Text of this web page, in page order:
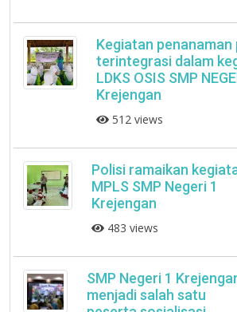
Kegiatan penanaman
terintegrasi dalam
LDKS OSIS SMP
Krejengan
512 views
Polisi ramaikan
MPLS SMP Negeri 1
Krejengan
483 views
SMP Negeri 1
menjadi salah satu